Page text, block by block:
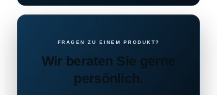
FRAGEN ZU EINEM PRODUKT?
Wir beraten Sie gerne
persönlich.